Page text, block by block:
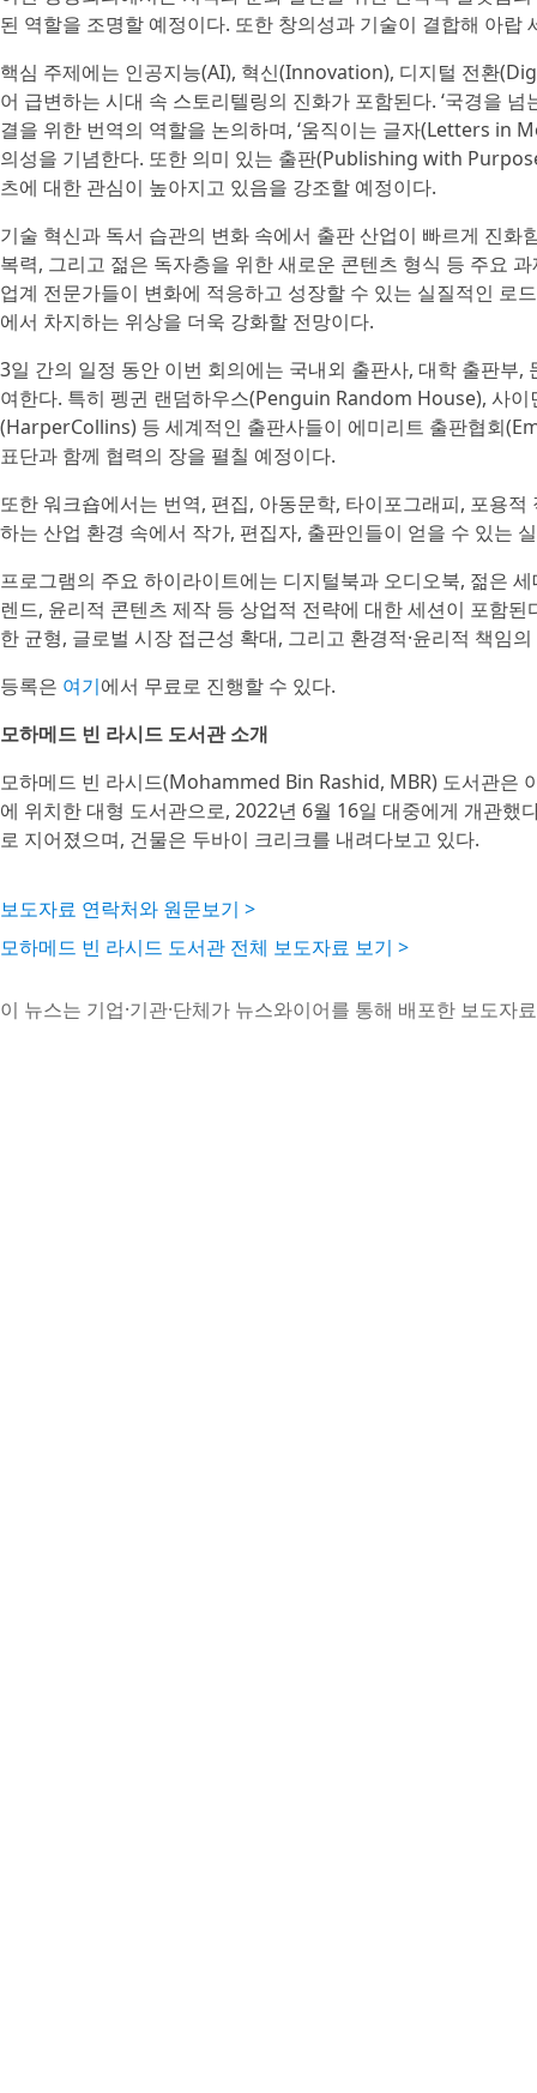
된 역할을 조명할 예정이다. 또한 창의성과 기술이 결합해 아
핵심 주제에는 인공지능(AI), 혁신(Innovation), 디지털 전환
어 급변하는 시대 속 스토리텔링의 진화가 포함된다. ‘국경을
결을 위한 번역의 역할을 논의하며, ‘움직이는 글자(Letters in
의성을 기념한다. 또한 의미 있는 출판(Publishing with
츠에 대한 관심이 높아지고 있음을 강조할 예정이다.
기술 혁신과 독서 습관의 변화 속에서 출판 산업이 빠르게 진
복력, 그리고 젊은 독자층을 위한 새로운 콘텐츠 형식 등 주요
업계 전문가들이 변화에 적응하고 성장할 수 있는 실질적인 로
에서 차지하는 위상을 더욱 강화할 전망이다.
3일 간의 일정 동안 이번 회의에는 국내외 출판사, 대학 출판부
여한다. 특히 펭귄 랜덤하우스(Penguin Random House), 사
(HarperCollins) 등 세계적인 출판사들이 에미리트 출판협회
표단과 함께 협력의 장을 펼칠 예정이다.
또한 워크숍에서는 번역, 편집, 아동문학, 타이포그래피, 포용
하는 산업 환경 속에서 작가, 편집자, 출판인들이 얻을 수 있는
프로그램의 주요 하이라이트에는 디지털북과 오디오북, 젊은
렌드, 윤리적 콘텐츠 제작 등 상업적 전략에 대한 세션이 포함
한 균형, 글로벌 시장 접근성 확대, 그리고 환경적·윤리적 책임
등록은 여기에서 무료로 진행할 수 있다.
모하메드 빈 라시드 도서관 소개
모하메드 빈 라시드(Mohammed Bin Rashid, MBR) 도서관은
에 위치한 대형 도서관으로, 2022년 6월 16일 대중에게 개관했
로 지어졌으며, 건물은 두바이 크리크를 내려다보고 있다.
보도자료 연락처와 원문보기 >
모하메드 빈 라시드 도서관 전체 보도자료 보기 >
이 뉴스는 기업·기관·단체가 뉴스와이어를 통해 배포한 보도자